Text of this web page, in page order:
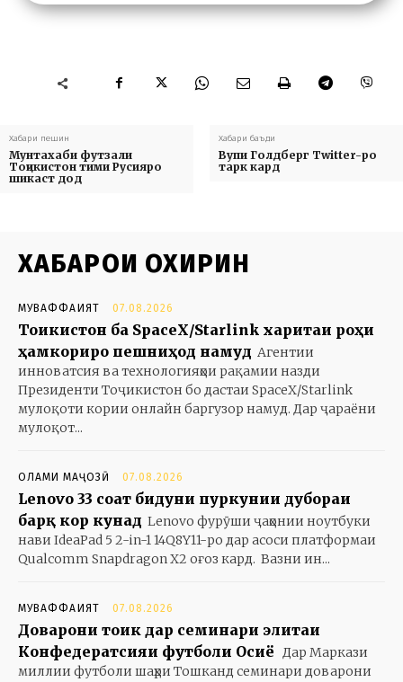
Хабари пешин
Мунтахаби футзали
Тоҷикистон тими Русияро
шикаст дод
Хабари баъди
Вупи Голдберг Twitter-ро
тарк кард
ХАБАРҲОИ ОХИРИН
МУВАФФАҚИЯТ 07.08.2026
Тоҷикистон ба SpaceX/Starlink харитаи роҳи
ҳамкориро пешниҳод намуд Агентии
инноватсия ва технологияҳои рақамии назди
Президенти Тоҷикистон бо дастаи SpaceX/Starlink
мулоқоти кории онлайн баргузор намуд. Дар ҷараёни
мулоқот...
ОЛАМИ МАҶОЗӢ 07.08.2026
Lenovo 33 соат бидуни пуркунии дубораи
барқ кор кунад Lenovo фурӯши ҷаҳонии ноутбуки
нави IdeaPad 5 2-in-1 14Q8Y11-ро дар асоси платформаи
Qualcomm Snapdragon X2 оғоз кард. Вазни ин...
МУВАФФАҚИЯТ 07.08.2026
Доварони тоҷик дар семинари элитаи
Конфедератсияи футболи Осиё Дар Маркази
миллии футболи шаҳри Тошканд семинари доварони